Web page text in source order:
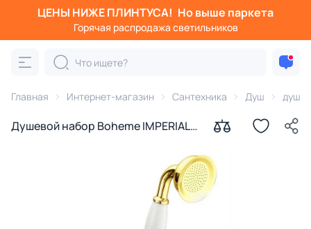
ЦЕНЫ НИЖЕ ПЛИНТУСА! Но выше паркета
Горячая распродажа светильников
Главная Интернет-магазин Сантехника Душ
Душевой набор Boheme IMPERIALE